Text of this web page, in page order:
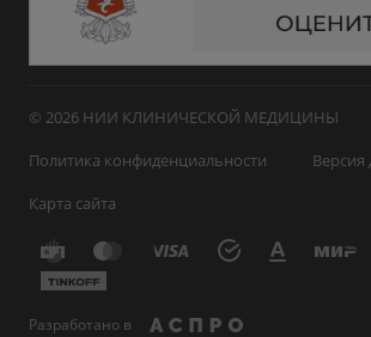
© 2026 НИИ КЛИНИЧЕСКОЙ МЕДИЦИНЫ
Политика конфиденциальности
Версия
Карта сайта
Разработано в